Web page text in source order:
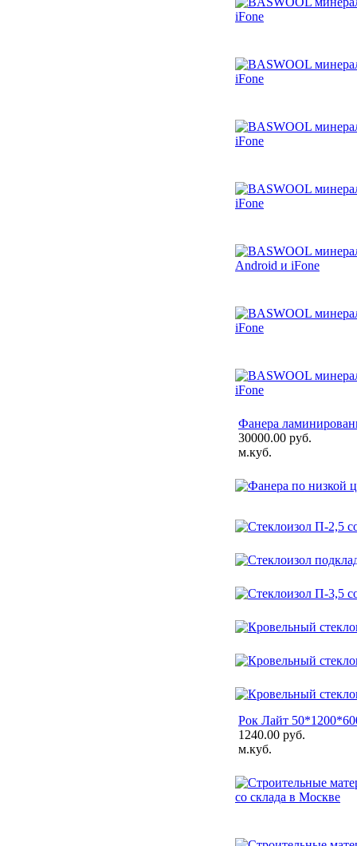
Фанера
30000.00 руб.
м.куб.
Рок Лайт
1240.00 руб.
м.куб.